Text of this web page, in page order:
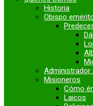
Historia
Obispo
Misioneros
Cómo
Laicos